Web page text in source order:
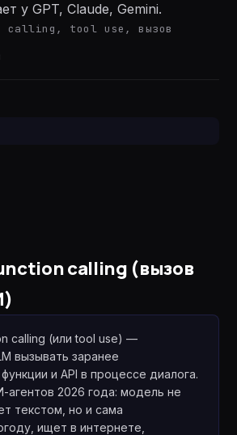
у GPT, Claude, Gemini.
calling, tool use, вызов
calling (вызов
calling (или tool use) —
вызывать заранее
и API в процессе диалога.
агентов 2026 года: модель не
текстом, но и сама
ищет в интернете,